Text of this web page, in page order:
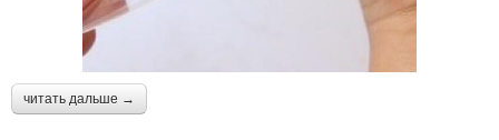
читать дальше →